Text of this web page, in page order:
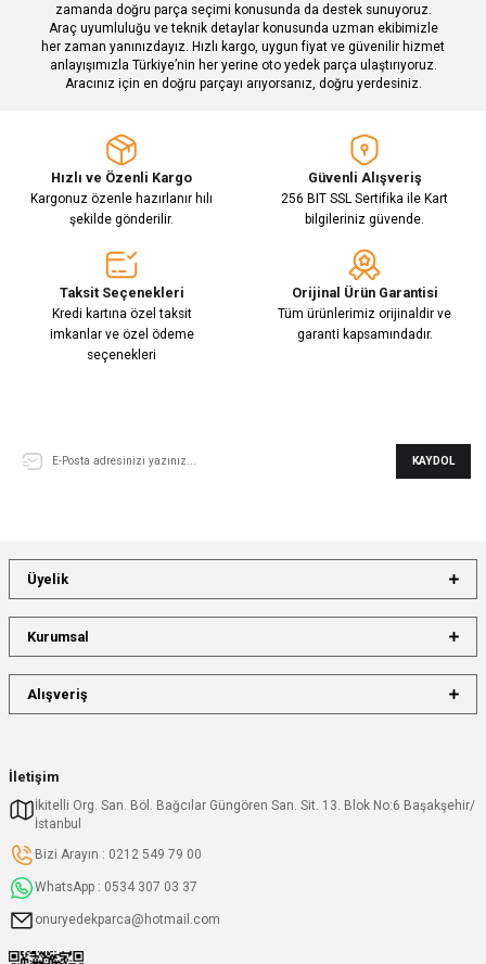
Gönder
zamanda doğru parça seçimi konusunda da destek sunuyoruz.
Araç uyumluluğu ve teknik detaylar konusunda uzman ekibimizle
her zaman yanınızdayız. Hızlı kargo, uygun fiyat ve güvenilir hizmet
anlayışımızla Türkiye’nin her yerine oto yedek parça ulaştırıyoruz.
Aracınız için en doğru parçayı arıyorsanız, doğru yerdesiniz.
Hızlı ve Özenli Kargo
Kargonuz özenle hazırlanır hılı
şekilde gönderilir.
Güvenli Alışveriş
256 BIT SSL Sertifika ile Kart
bilgileriniz güvende.
Taksit Seçenekleri
Kredi kartına özel taksit
imkanlar ve özel ödeme
seçenekleri
Orijinal Ürün Garantisi
Tüm ürünlerimiz orijinaldir ve
garanti kapsamındadır.
KAYDOL
İletişim
İkitelli Org. San. Böl. Bağcılar Güngören San. Sit. 13. Blok No:6 Başakşehir/
İstanbul
Bizi Arayın : 0212 549 79 00
WhatsApp : 0534 307 03 37
onuryedekparca@hotmail.com
Üyelik
Kurumsal
Alışveriş